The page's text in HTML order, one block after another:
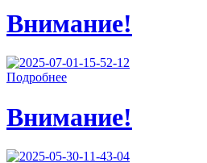
Внимание!
Подробнее
Внимание!